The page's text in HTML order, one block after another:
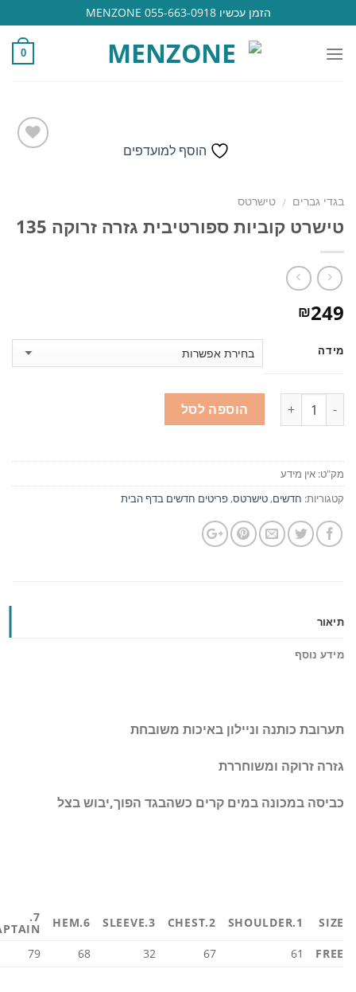
to
content
הזמן עכשיו 055-663-0918 MENZONE
0
הוסף למועדפים
בגדי גברים / טישרטס
טישרט קוביות ספורטיבית גזרה זרוקה 135
₪249
מידה
הוספה לסל
מק"ט: אין מידע
קטגוריות: חדשים,טישרטס,פריטים חדשים בדף הבית
תיאור
מידע נוסף
תערובת כותנה וניילון באיכות משובחת
גזרה זרוקה ומשוחררת
כביסה במכונה במים קרים כשהבגד הפוך,יבוש בצל
SIZE
1.SHOULDER
2.CHEST
3.SLEEVE
6.HEM
7.
FREE
61
67
32
68
79